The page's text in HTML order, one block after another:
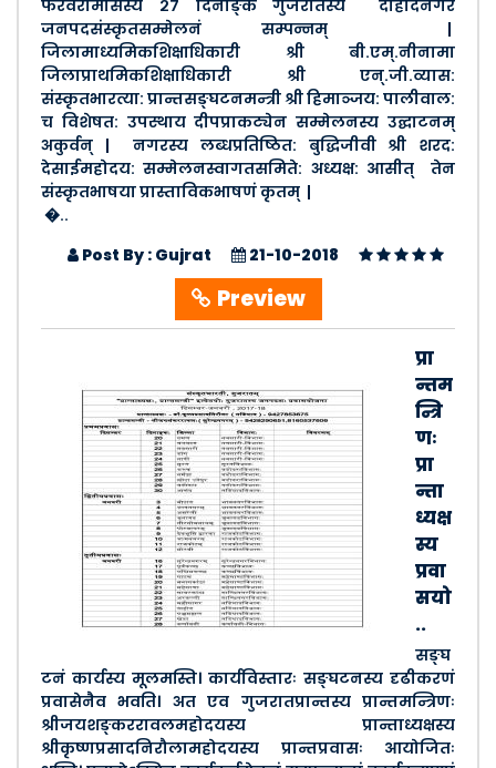
फरवरीमासस्य २७ दिनाङ्के गुजरातस्य दाहोदनगरे
जनपदसंस्कृतसम्मेलनं सम्पन्नम् |
जिलामाध्यमिकशिक्षाधिकारी श्री बी.एम्.नीनामा
जिलाप्राथमिकशिक्षाधिकारी श्री एन्.जी.व्यास:
संस्कृतभारत्या: प्रान्तसङ्घटनमन्त्री श्री हिमाञ्जय: पालीवाल:
च विशेषत: उपस्थाय दीपप्राकट्येन सम्मेलनस्य उद्घाटनम्
अकुर्वन् | नगरस्य लब्धप्रतिष्ठित: बुद्धिजीवी श्री शरद:
देसाईमहोदय: सम्मेलनस्वागतसमिते: अध्यक्ष: आसीत् तेन
संस्कृतभाषया प्रास्ताविकभाषणं कृतम् |
�..
Post By : Gujrat
21-10-2018
Preview
प्रा
न्तम
न्त्रि
णः
प्रा
न्ता
ध्यक्ष
स्य
प्रवा
सयो
..
सङ्घ
टनं कार्यस्य मूलमस्ति। कार्यविस्तारः सङ्घटनस्य दृढीकरणं
प्रवासेनैव भवति। अत एव गुजरातप्रान्तस्य प्रान्तमन्त्रिणः
श्रीजयशङ्कररावलमहोदयस्य प्रान्ताध्यक्षस्य
श्रीकृष्णप्रसादनिरौलामहोदयस्य प्रान्तप्रवासः आयोजितः